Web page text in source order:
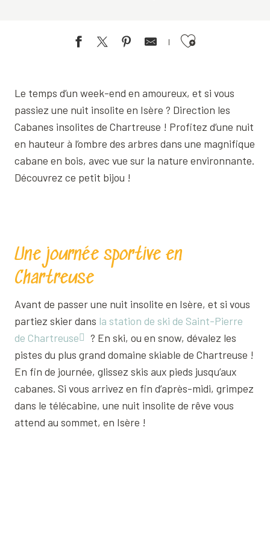
Ajouter aux favoris
Le temps d’un week-end en amoureux, et si vous
passiez une nuit insolite en Isère ? Direction les
Cabanes insolites de Chartreuse ! Profitez d’une nuit
en hauteur à l’ombre des arbres dans une magnifique
cabane en bois, avec vue sur la nature environnante.
Découvrez ce petit bijou !
Une journée sportive en
Chartreuse
Avant de passer une nuit insolite en Isère, et si vous
partiez skier dans la station de ski de Saint-Pierre
de Chartreuse
? En ski, ou en snow, dévalez les
pistes du plus grand domaine skiable de Chartreuse !
En fin de journée, glissez skis aux pieds jusqu’aux
cabanes. Si vous arrivez en fin d’après-midi, grimpez
dans le télécabine, une nuit insolite de rêve vous
attend au sommet, en Isère !